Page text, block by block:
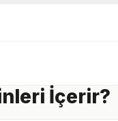
İçerir?